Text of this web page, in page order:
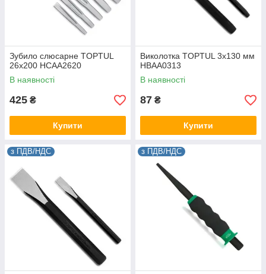
Зубило слюсарне TOPTUL
26х200 HCAA2620
В наявності
425 ₴
Купити
Виколотка TOPTUL 3х130 мм
HBAA0313
В наявності
87 ₴
Купити
з ПДВ/НДС з ПДВ/НДС